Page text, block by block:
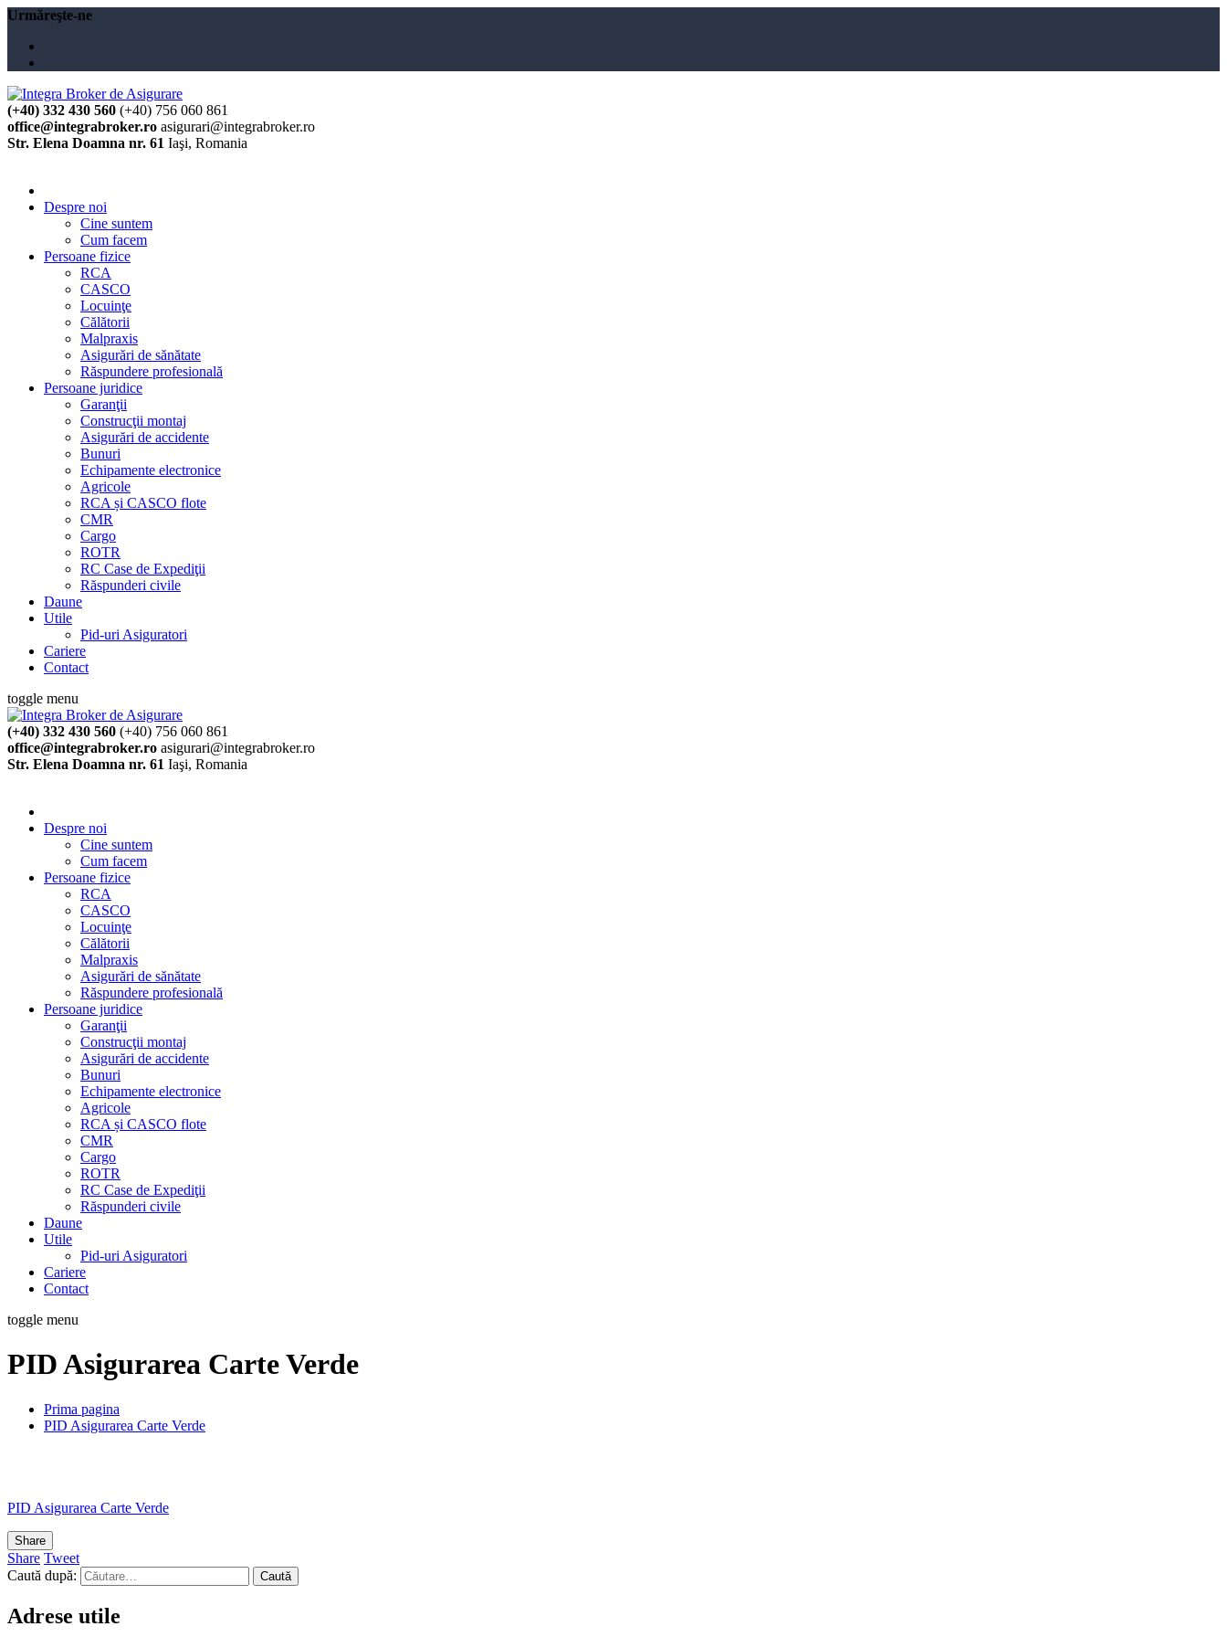
Urmăreşte-ne
(+40) 332 430 560 (+40) 756 060 861
office@integrabroker.ro asigurari@integrabroker.ro
Str. Elena Doamna nr. 61 Iaşi, Romania
Despre noi
Cine suntem
Cum facem
Persoane fizice
RCA
CASCO
Locuinţe
Călătorii
Malpraxis
Asigurări de sănătate
Răspundere profesională
Persoane juridice
Garanţii
Construcţii montaj
Asigurări de accidente
Bunuri
Echipamente electronice
Agricole
RCA și CASCO flote
CMR
Cargo
ROTR
RC Case de Expediţii
Răspunderi civile
Daune
Utile
Pid-uri Asiguratori
Cariere
Contact
toggle menu
(+40) 332 430 560 (+40) 756 060 861
office@integrabroker.ro asigurari@integrabroker.ro
Str. Elena Doamna nr. 61 Iaşi, Romania
Despre noi
Cine suntem
Cum facem
Persoane fizice
RCA
CASCO
Locuinţe
Călătorii
Malpraxis
Asigurări de sănătate
Răspundere profesională
Persoane juridice
Garanţii
Construcţii montaj
Asigurări de accidente
Bunuri
Echipamente electronice
Agricole
RCA și CASCO flote
CMR
Cargo
ROTR
RC Case de Expediţii
Răspunderi civile
Daune
Utile
Pid-uri Asiguratori
Cariere
Contact
toggle menu
PID Asigurarea Carte Verde
Prima pagina
PID Asigurarea Carte Verde
PID Asigurarea Carte Verde
Share
Share Tweet
Caută după:
Adrese utile